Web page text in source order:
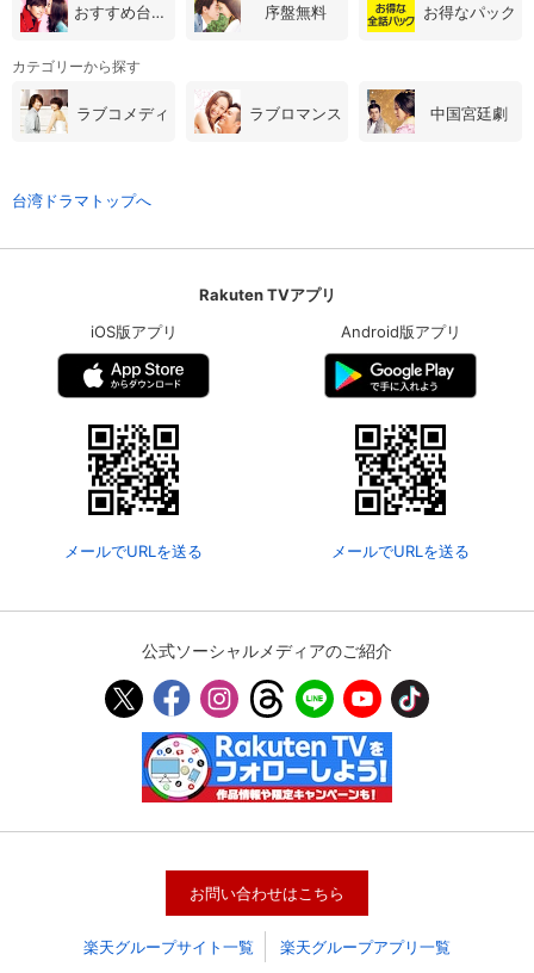
Myクーポン
レンタル、購入、定額見放題の購入履歴の
能です。
サイト内の閲覧履歴を確認できます。履歴
の削除も可能です。
視聴年齢制限
サイト内で表示される作品の表示制限が可
能です。5段階の年齢区分から選択できま
視聴デバイス一覧
スマホなどでRakuten TVを視聴する際のデ
バイス連携の設定ができます。
視聴年齢制限の変更時にパスコード入力が
メルマガの配信停止、配信先のメールアド
レスの変更が可能です。
定額見放題コンテンツの解約はこちらから
可能です。
ログアウト
おすすめ台湾・中国ドラマ 序盤無料 お得なパック
カテゴリーから探す
ラブコメディ ラブロマンス 中国宮廷劇
台湾ドラマトップへ
Rakuten TVアプリ
iOS版アプリ
メールでURLを送る
Android版アプリ
メールでURLを送る
公式ソーシャルメディアのご紹介
お問い合わせはこちら
楽天グループサイト一覧 楽天グループアプリ一覧